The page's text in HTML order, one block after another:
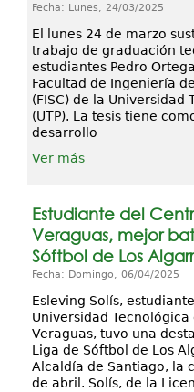
Fecha: Lunes, 24/03/2025
El lunes 24 de marzo
trabajo de graduación
estudiantes Pedro
Facultad de Ingeniería
(FISC) de la Universidad
(UTP). La tesis tiene
desarrollo
Ver más
Estudiante del
Veraguas, mejor
Sóftbol de Los
Fecha: Domingo, 06/04/2025
Esleving Solís,
Universidad Tecnológica
Veraguas, tuvo una
Liga de Sóftbol de Los
Alcaldía de Santiago, la
de abril. Solís, de la